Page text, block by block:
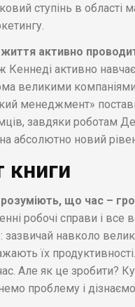
ступінь в області
активно
Кеннеді активно навчає
великими
менеджмент»
завдяки роботам
абсолютно новий
книги
що час –
робочі справи і все
зазвичай навколо
їх
Але як це зробити?
проблему і